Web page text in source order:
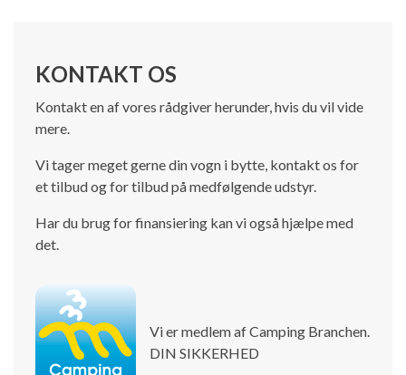
KONTAKT OS
Kontakt en af vores rådgiver herunder, hvis du vil vide
mere.
Vi tager meget gerne din vogn i bytte, kontakt os for
et tilbud og for tilbud på medfølgende udstyr.
Har du brug for finansiering kan vi også hjælpe med
det.
Vi er medlem af Camping Branchen.
DIN SIKKERHED